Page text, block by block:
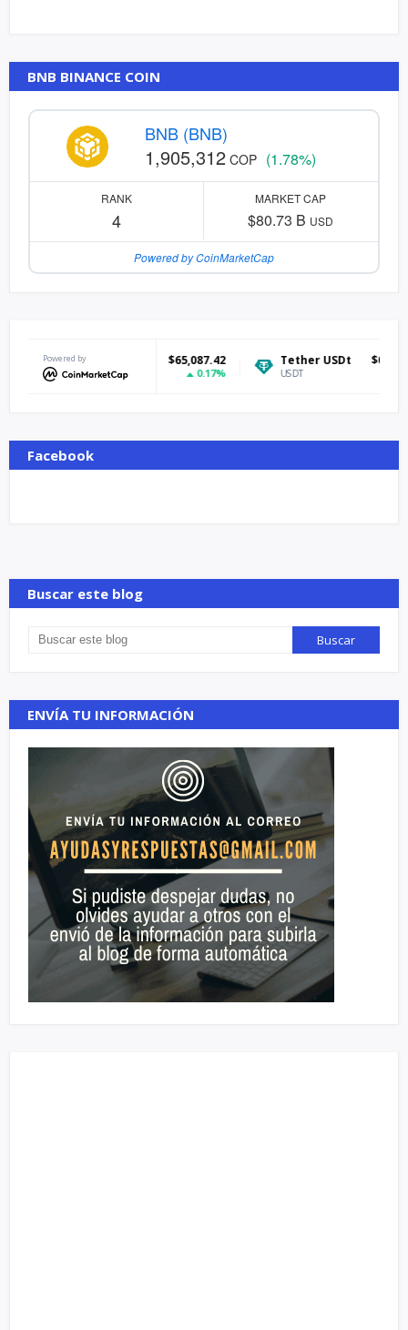
BNB BINANCE COIN
BNB (BNB)
1,905,312 COP (1.78%)
RANK
4
MARKET CAP
$80.73 B USD
Powered by CoinMarketCap
Powered by$65,087.42
0.17%
Tether USDt $0.999097
USDT
Facebook
Buscar este blog
ENVÍA TU INFORMACIÓN